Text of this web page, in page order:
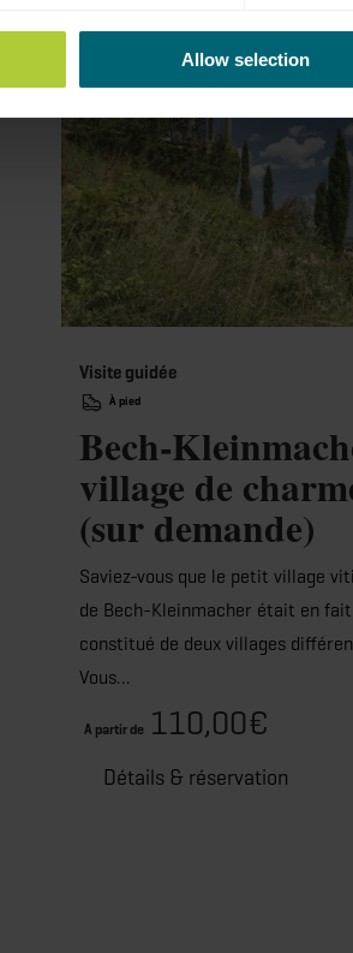
Allow selection
Visite guidée
À pied
Bech-
village de
(sur demande)
Saviez-vous que le petit village
de Bech-Kleinmacher était en fait
constitué de deux villages
Vous…
Détails & réservation
A partir de 110,00€